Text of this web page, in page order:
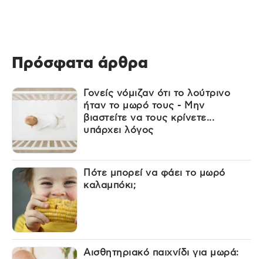
Πρόσφατα άρθρα
Γονείς νόμιζαν ότι το λούτρινο
ήταν το μωρό τους - Μην
βιαστείτε να τους κρίνετε...
υπάρχει λόγος
Πότε μπορεί να φάει το μωρό
καλαμπόκι;
Αισθητηριακό παιχνίδι για μωρά: